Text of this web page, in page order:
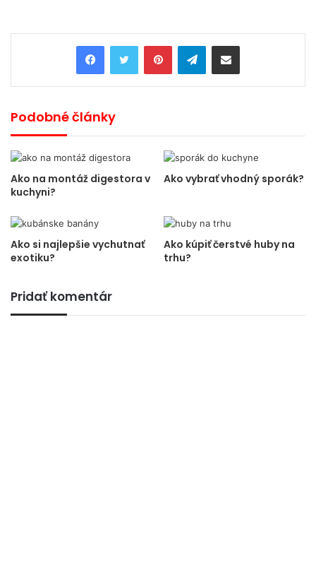
PinterestTelegramShare via Email
Podobné články
Ako na montáž digestora v
kuchyni?
Ako vybrať vhodný sporák?
Ako si najlepšie vychutnať
exotiku?
Ako kúpiť čerstvé huby na
trhu?
Pridať komentár